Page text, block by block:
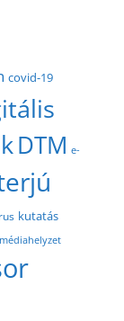
covid-19
DTM e-
kutatás